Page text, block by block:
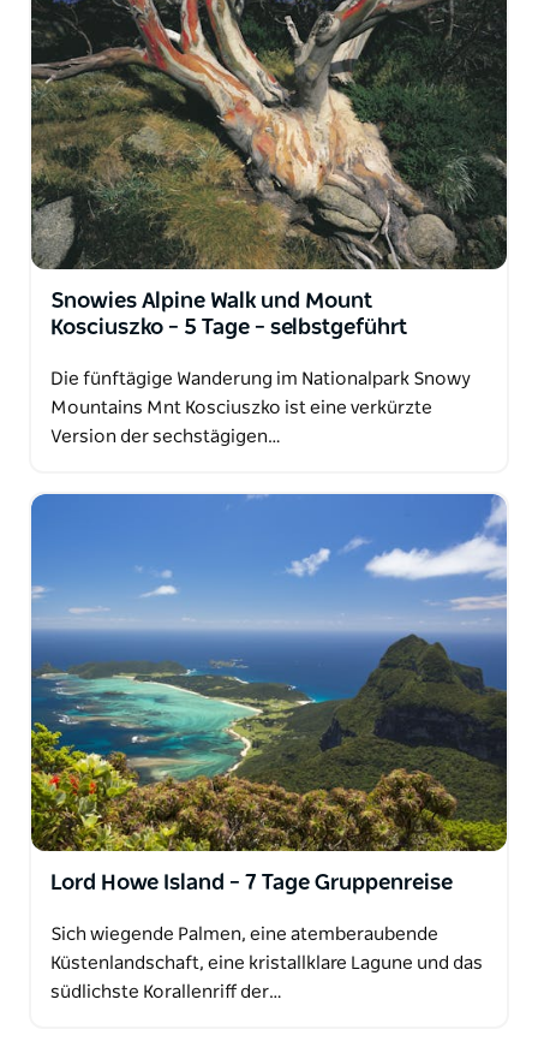
Snowies Alpine Walk und Mount
Kosciuszko – 5 Tage – selbstgeführt
Die fünftägige Wanderung im Nationalpark Snowy
Mountains Mnt Kosciuszko ist eine verkürzte
Version der sechstägigen…
Lord Howe Island – 7 Tage Gruppenreise
Sich wiegende Palmen, eine atemberaubende
Küstenlandschaft, eine kristallklare Lagune und das
südlichste Korallenriff der…